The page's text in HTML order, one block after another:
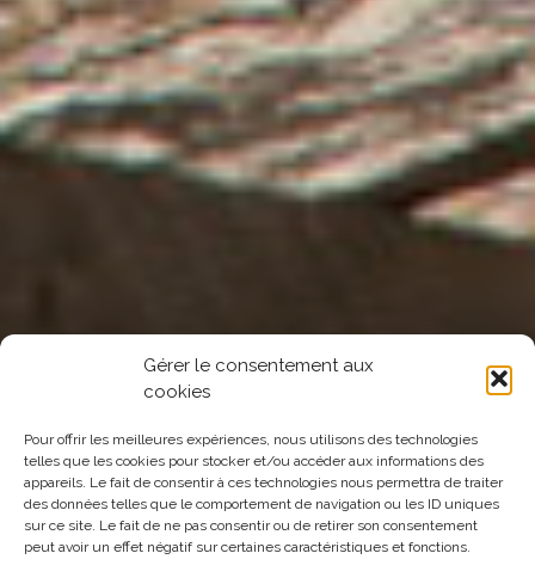
Gérer le consentement aux
cookies
Pour offrir les meilleures expériences, nous utilisons des technologies
telles que les cookies pour stocker et/ou accéder aux informations des
appareils. Le fait de consentir à ces technologies nous permettra de traiter
des données telles que le comportement de navigation ou les ID uniques
sur ce site. Le fait de ne pas consentir ou de retirer son consentement
peut avoir un effet négatif sur certaines caractéristiques et fonctions.